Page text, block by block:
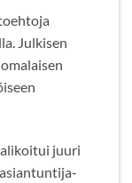
Julkisen
juuri